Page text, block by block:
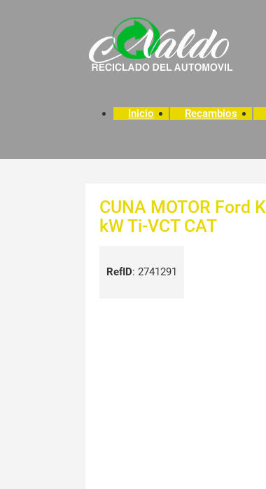
Inicio Recambios
CUNA MOTOR Ford
kW Ti-VCT CAT
RefID: 2741291